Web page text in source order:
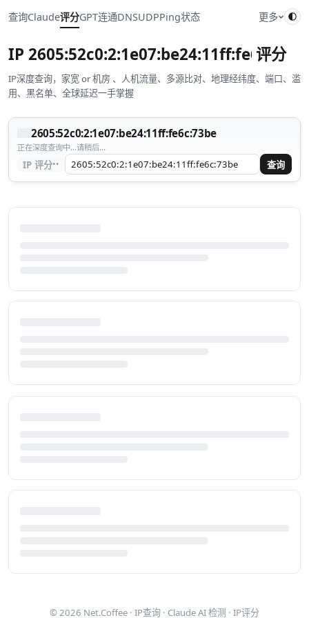
查询Claude评分GPT连通DNSUDPPing状态 更多
IP 2605:52c0:2:1e07:be24:11ff:fe6c:73be
评分
IP深度查询，家宽 or 机房 、人机流量、多源比对、地理经纬度、端口、滥
用、黑名单、全球延迟一手掌握
2605:52c0:2:1e07:be24:11ff:fe6c:73be
正在深度查询中...请稍后...
IP 评分·· 查询
© 2026 Net.Coffee · IP查询 · Claude AI 检测 · IP评分